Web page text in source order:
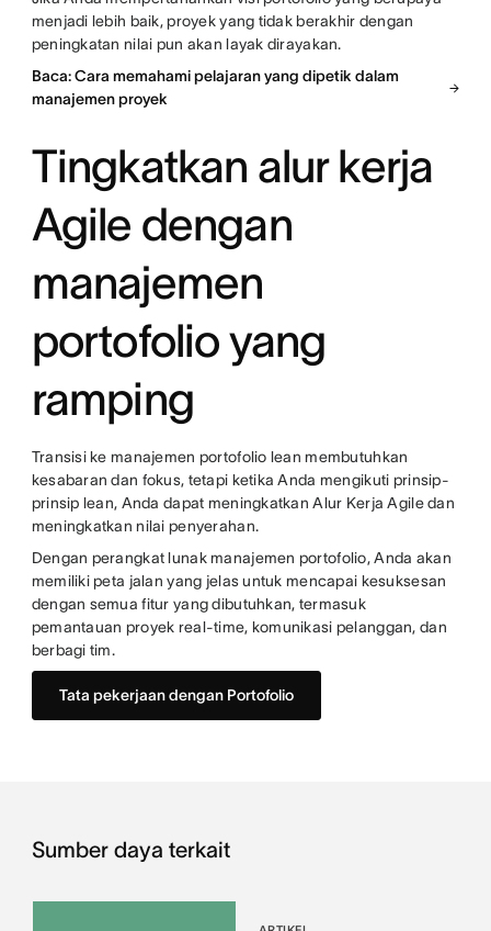
menjadi lebih baik, proyek yang tidak berakhir dengan
peningkatan nilai pun akan layak dirayakan.
Baca: Cara memahami pelajaran yang dipetik dalam
manajemen proyek
Tingkatkan alur kerja
Agile dengan
manajemen
portofolio yang
ramping
Transisi ke manajemen portofolio lean membutuhkan
kesabaran dan fokus, tetapi ketika Anda mengikuti prinsip-
prinsip lean, Anda dapat meningkatkan Alur Kerja Agile dan
meningkatkan nilai penyerahan.
Dengan perangkat lunak manajemen portofolio, Anda akan
memiliki peta jalan yang jelas untuk mencapai kesuksesan
dengan semua fitur yang dibutuhkan, termasuk
pemantauan proyek real-time, komunikasi pelanggan, dan
berbagi tim.
Tata pekerjaan dengan Portofolio
Sumber daya terkait